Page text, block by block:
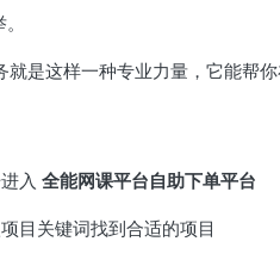
就是这样一种专业力量，它能帮
入 全能网课平台自助下单平台
目关键词找到合适的项目